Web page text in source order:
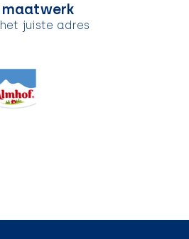
maatwerk
juiste adres